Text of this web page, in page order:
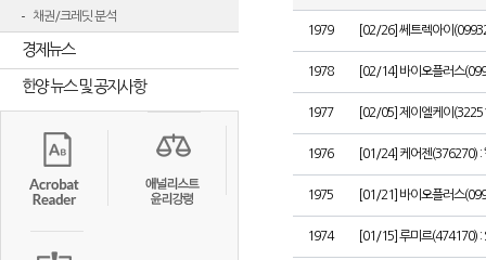
채권/크레딧 분석
경제뉴스
한양 뉴스 및 공지사항
1979 [02/26] 쎄트렉아이
1978 [02/14] 바이오플러스
1977 [02/05] 제이엘케이
1976 [01/24] 케어젠(376270) :
1975 [01/21] 바이오플러스
1974 [01/15] 루미르(474170) :